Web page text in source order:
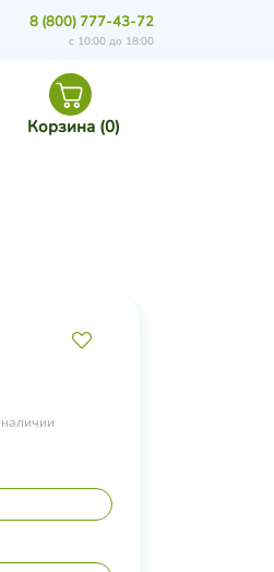
Корзина (0)
8 (800) 777-43-72
с 10:00 до 18:00